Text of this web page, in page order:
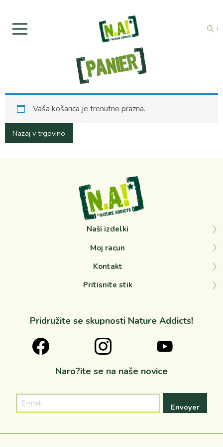
Panier
Vaša košarica je trenutno prazna.
Nazaj v trgovino
Naši izdelki
Moj racun
Kontakt
Pritisnite stik
Pridružite se skupnosti Nature Addicts!
Naro?ite se na naše novice
mail